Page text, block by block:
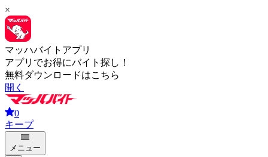
×
マッハバイトアプリ
アプリでお得にバイト探し！
無料ダウンロードはこちら
開く
0
キープ
メニュー